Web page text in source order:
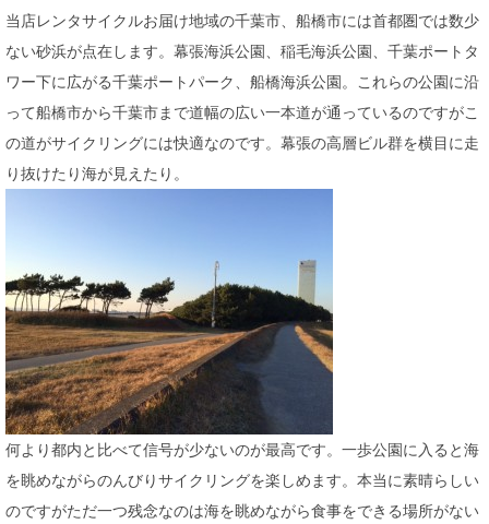
当店レンタサイクルお届け地域の千葉市、船橋市には首都圏では数少
ない砂浜が点在します。幕張海浜公園、稲毛海浜公園、千葉ポートタ
ワー下に広がる千葉ポートパーク、船橋海浜公園。これらの公園に沿
って船橋市から千葉市まで道幅の広い一本道が通っているのですがこ
の道がサイクリングには快適なのです。幕張の高層ビル群を横目に走
り抜けたり海が見えたり。
何より都内と比べて信号が少ないのが最高です。一歩公園に入ると海
を眺めながらのんびりサイクリングを楽しめます。本当に素晴らしい
のですがただ一つ残念なのは海を眺めながら食事をできる場所がない